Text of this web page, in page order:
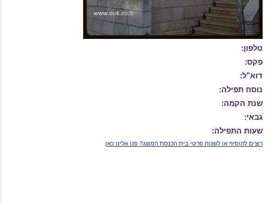
טלפון:
פקס:
דוא"ל:
נוסח תפילה:
שנת הקמה:
גבאי:
שעות התפילה:
רוצים להוסיף או לשנות פרטי בית הכנסת המוצג? פנו אלינו כאן